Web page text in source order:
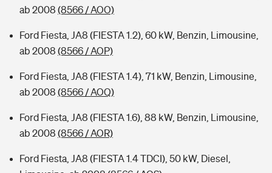
ab 2008 (8566 / AOO)
Ford Fiesta, JA8 (FIESTA 1.2), 60 kW, Benzin, Limousine,
ab 2008 (8566 / AOP)
Ford Fiesta, JA8 (FIESTA 1.4), 71 kW, Benzin, Limousine,
ab 2008 (8566 / AOQ)
Ford Fiesta, JA8 (FIESTA 1.6), 88 kW, Benzin, Limousine,
ab 2008 (8566 / AOR)
Ford Fiesta, JA8 (FIESTA 1.4 TDCI), 50 kW, Diesel,